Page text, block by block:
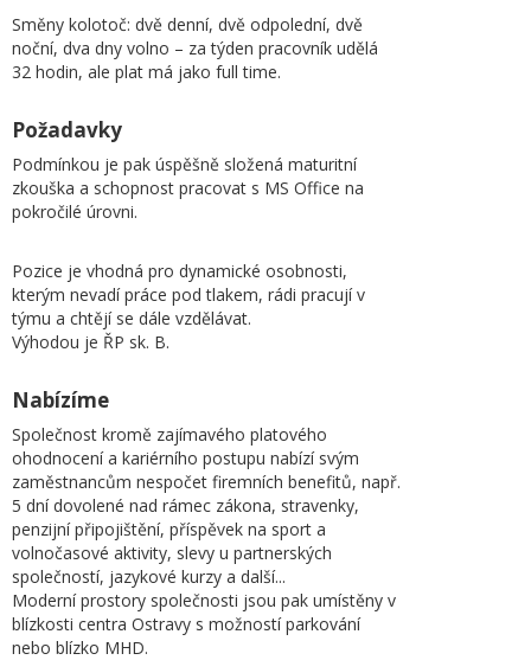
Směny kolotoč: dvě denní, dvě odpolední, dvě
noční, dva dny volno – za týden pracovník udělá
32 hodin, ale plat má jako full time.
Požadavky
Podmínkou je pak úspěšně složená maturitní
zkouška a schopnost pracovat s MS Office na
pokročilé úrovni.
Pozice je vhodná pro dynamické osobnosti,
kterým nevadí práce pod tlakem, rádi pracují v
týmu a chtějí se dále vzdělávat.
Výhodou je ŘP sk. B.
Nabízíme
Společnost kromě zajímavého platového
ohodnocení a kariérního postupu nabízí svým
zaměstnancům nespočet firemních benefitů, např.
5 dní dovolené nad rámec zákona, stravenky,
penzijní připojištění, příspěvek na sport a
volnočasové aktivity, slevy u partnerských
společností, jazykové kurzy a další...
Moderní prostory společnosti jsou pak umístěny v
blízkosti centra Ostravy s možností parkování
nebo blízko MHD.